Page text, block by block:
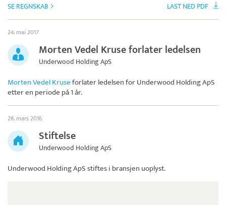
SE REGNSKAB LAST NED PDF
24. mai 2017
Morten Vedel Kruse forlater ledelsen
Underwood Holding ApS
Morten Vedel Kruseforlater ledelsen forUnderwood Holding ApS
etter en periode på 1 år.
28. mars 2016
Stiftelse
Underwood Holding ApS
Underwood Holding ApSstiftes i bransjen uoplyst.